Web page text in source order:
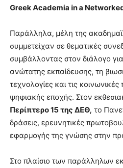
Greek Academia in a
Παράλληλα, μέλη της
συμμετείχαν σε θεματικές
συμβάλλοντας στον διάλογο
ανώτατης εκπαίδευσης, τη
τεχνολογίες και τις
ψηφιακής εποχής. Στον
Περίπτερο 15 της ΔΕΘ, το
δράσεις, ερευνητικές
εφαρμογής της γνώσης στην
Στο πλαίσιο των παράλληλων